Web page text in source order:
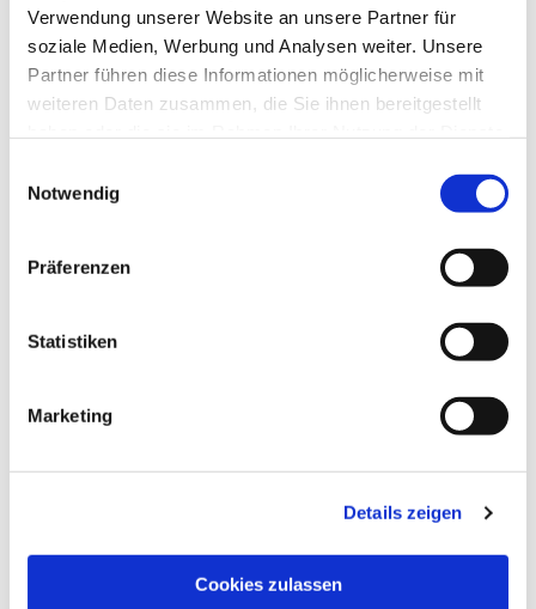
Verwendung unserer Website an unsere Partner für
soziale Medien, Werbung und Analysen weiter. Unsere
Partner führen diese Informationen möglicherweise mit
weiteren Daten zusammen, die Sie ihnen bereitgestellt
Notwendig
Präferenzen
Statistiken
Marketing
Details zeigen
Cookies zulassen
Dies könnte Sie auch